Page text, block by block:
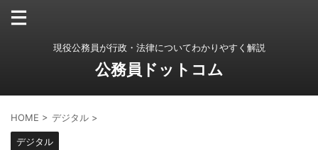
現役公務員が行政・法律についてわかりやすく解説
公務員ドットコム
HOME > デジタル >
デジタル